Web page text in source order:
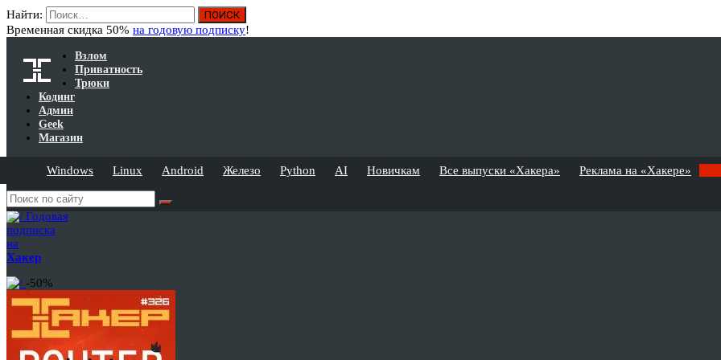
Найти:
Временная скидка 50% на годовую подписку!
Взлом
Приватность
Трюки
Кодинг
Админ
Geek
Магазин
Windows Linux Android Железо Python AI Новичкам Все выпуски «Хакера» Реклама на «Хакере»
Годовая
подписка
на
Хакер
-50%